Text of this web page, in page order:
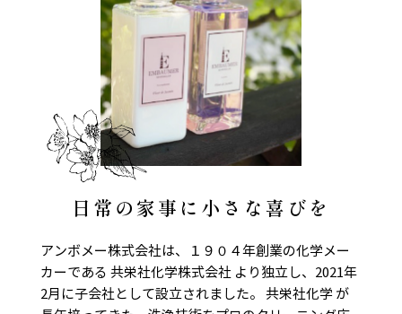
日常の家事に小さな喜びを
アンボメー株式会社は、１９０４年創業の化学メー
カーである 共栄社化学株式会社 より独立し、2021年
2月に子会社として設立されました。
共栄社化学 が